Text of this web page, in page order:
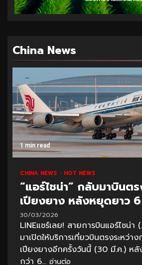
China News
1 min read
CHINA NEWS HOT NEWS
“แอร์ไชน่า” กลับมาบินต
เปียงยาง หลังหยุดยาว
30/03/2026
LINEแชร์เลย! สายการบินแอร์ไชน่
มาเปิดให้บริการเที่ยวบินตรงระหว่
เปียงยางอีกครั้งวันนี้ (30 มี.ค.) หลั
กว่า 6... อ่านต่อ